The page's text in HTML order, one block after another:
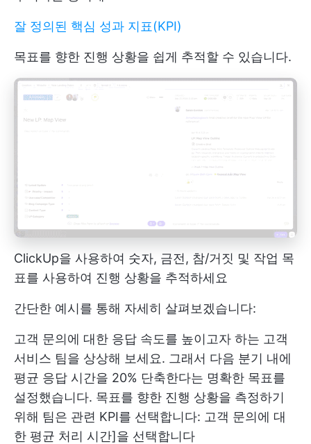
잘 정의된 핵심 성과 지표(KPI)
목표를 향한 진행 상황을 쉽게 추적할 수 있습니다.
ClickUp을 사용하여 숫자, 금전, 참/거짓 및 작업 목
표를 사용하여 진행 상황을 추적하세요
간단한 예시를 통해 자세히 살펴보겠습니다:
고객 문의에 대한 응답 속도를 높이고자 하는 고객
서비스 팀을 상상해 보세요. 그래서 다음 분기 내에
평균 응답 시간을 20% 단축한다는 명확한 목표를
설정했습니다. 목표를 향한 진행 상황을 측정하기
위해 팀은 관련 KPI를 선택합니다: 고객 문의에 대
한 평균 처리 시간]을 선택합니다